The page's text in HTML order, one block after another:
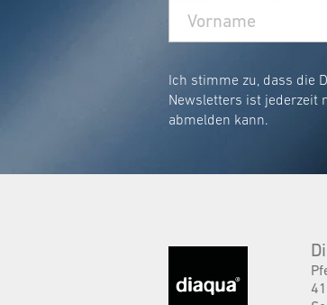
Ich stimme zu, dass die
Newsletters ist jederzeit
abmelden kann.